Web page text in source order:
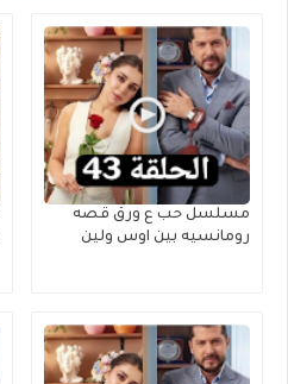
مسلسل حب ع ورق قصه
رومانسيه بين اوس ولين